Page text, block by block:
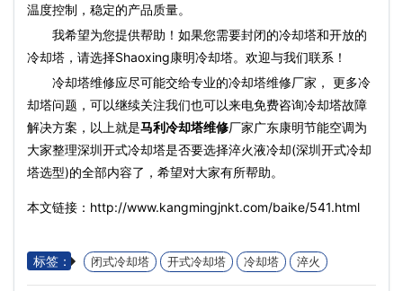
温度控制，稳定的产品质量。
我希望为您提供帮助！如果您需要封闭的冷却塔和开放的
冷却塔，请选择Shaoxing康明冷却塔。欢迎与我们联系！
冷却塔维修应尽可能交给专业的冷却塔维修厂家， 更多冷
却塔问题，可以继续关注我们也可以来电免费咨询冷却塔故障
解决方案，以上就是马利冷却塔维修厂家广东康明节能空调为
大家整理深圳开式冷却塔是否要选择淬火液冷却(深圳开式冷却
塔选型)的全部内容了，希望对大家有所帮助。
本文链接：http://www.kangmingjnkt.com/baike/541.html
标签： 闭式冷却塔 开式冷却塔 冷却塔 淬火